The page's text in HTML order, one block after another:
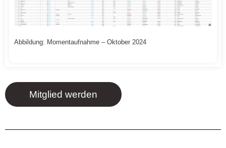
Abbildung: Momentaufnahme – Oktober 2024
Mitglied werden